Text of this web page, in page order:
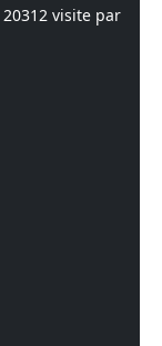
20312 visite par